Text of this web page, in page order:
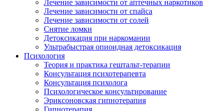
Лечение зависимости от аптечных наркотиков
Лечение зависимости от спайса
Лечение зависимости от солей
Снятие ломки
Детоксикация при наркомании
Ультрабыстрая опиоидная детоксикация
Психология
Теория и практика гештальт-терапии
Консультация психотерапевта
Консультация психолога
Психологическое консультирование
Эриксоновская гипнотерапия
Гипнотерапия